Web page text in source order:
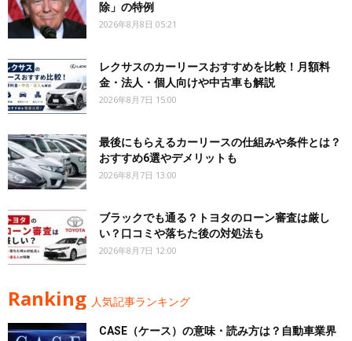
除」の特例
2026年8月8日 05:21
レクサスのカーリースおすすめを比較！月額料
金・法人・個人向けや中古車も解説
2026年8月7日 15:00
最後にもらえるカーリースの仕組みや条件とは？
おすすめ6選やデメリットも
2026年8月7日 13:00
ブラックでも通る？トヨタのローン審査は厳し
い？口コミや落ちた後の対処法も
2026年8月7日 12:00
Ranking 人気記事ランキング
CASE（ケース）の意味・読み方は？自動車業界